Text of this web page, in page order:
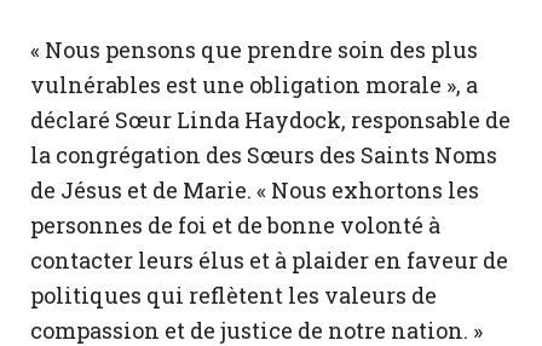
« Nous pensons que prendre soin des plus
vulnérables est une obligation morale », a
déclaré Sœur Linda Haydock, responsable de
la congrégation des Sœurs des Saints Noms
de Jésus et de Marie. « Nous exhortons les
personnes de foi et de bonne volonté à
contacter leurs élus et à plaider en faveur de
politiques qui reflètent les valeurs de
compassion et de justice de notre nation. »